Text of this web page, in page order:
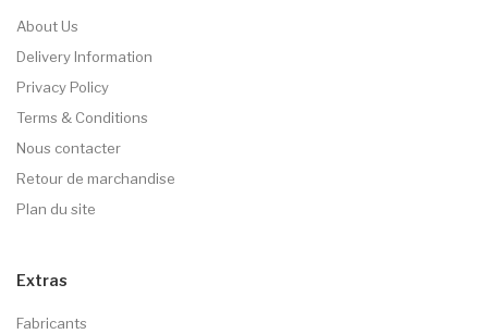
About Us
Delivery Information
Privacy Policy
Terms & Conditions
Nous contacter
Retour de marchandise
Plan du site
Extras
Fabricants